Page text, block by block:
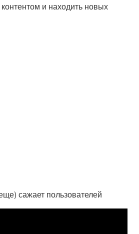
и находить новых
сажает пользователей